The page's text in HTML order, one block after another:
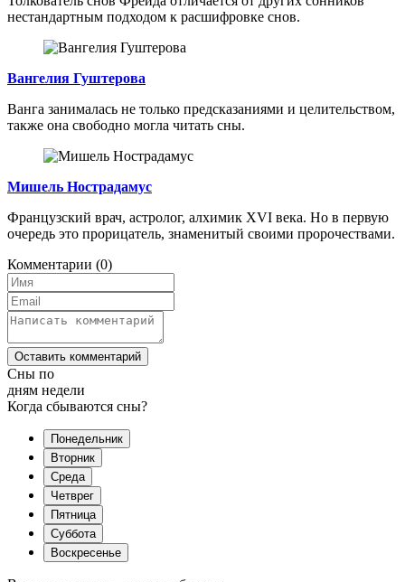
нестандартным подходом к расшифровке снов.
Вангелия Гуштерова
Ванга занималась не только предсказаниями и целительством,
также она свободно могла читать сны.
Мишель Нострадамус
Французский врач, астролог, алхимик XVI века. Но в первую
очередь это прорицатель, знаменитый своими пророчествами.
Комментарии (0)
Оставить комментарий
Сны по
дням недели
Когда сбываются сны?
Понедельник
Вторник
Среда
Четврег
Пятница
Суббота
Воскресенье